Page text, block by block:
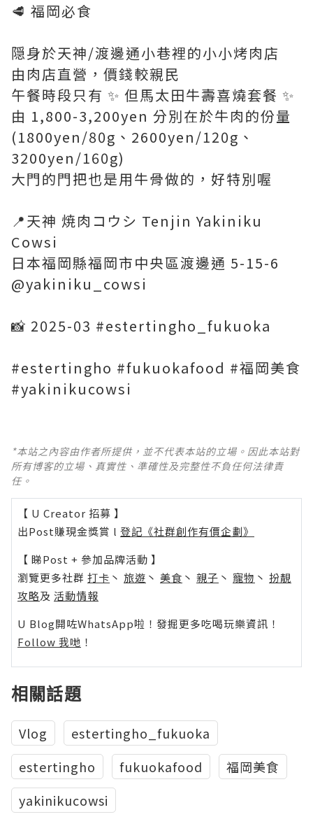
🥩 福岡必食
隠身於天神/渡邊通小巷裡的小小烤肉店
由肉店直營，價錢較親民
午餐時段只有 ✨ 但馬太田牛壽喜燒套餐 ✨
由 1,800-3,200yen 分別在於牛肉的份量
(1800yen/80g、2600yen/120g、
3200yen/160g)
大門的門把也是用牛骨做的，好特別喔
📍天神 焼肉コウシ Tenjin Yakiniku
Cowsi
日本福岡縣福岡市中央區渡邊通 5-15-6
@yakiniku_cowsi
📸 2025-03 #estertingho_fukuoka
#estertingho #fukuokafood #福岡美食
#yakinikucowsi
*本站之內容由作者所提供，並不代表本站的立場。因此本站對
所有博客的立場、真實性、準確性及完整性不負任何法律責
任。
【 U Creator 招募 】
出Post賺現金獎賞 l 登記《社群創作有價企劃》
【 睇Post + 參加品牌活動 】
瀏覽更多社群 打卡 丶 旅遊 丶 美食 丶 親子 丶 寵物 丶 扮靚
攻略及 活動情報
U Blog開咗WhatsApp啦！發掘更多吃喝玩樂資訊！
Follow 我哋 ！
相關話題
Vlog
estertingho_fukuoka
estertingho
fukuokafood
福岡美食
yakinikucowsi